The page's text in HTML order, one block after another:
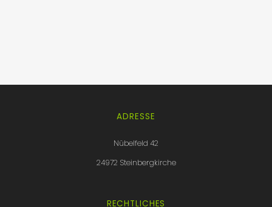
ADRESSE
Nübelfeld 42
24972 Steinbergkirche
RECHTLICHES